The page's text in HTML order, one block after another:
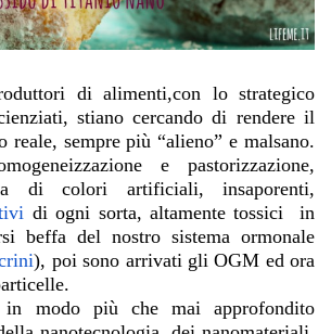
di alimenti,con lo strategico
stiano cercando di rendere il
reale, sempre più “alieno” e malsano.
e pastorizzazione,
di colori artificiali, insaporenti,
di ogni sorta, altamente tossici in
beffa del nostro sistema ormonale
), poi sono arrivati gli OGM ed ora
modo più che mai approfondito